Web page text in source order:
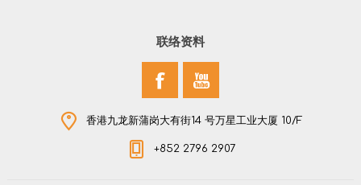
联络资料
香港九龙新蒲岗大有街14 号万星工业大厦 10/F
+852 2796 2907